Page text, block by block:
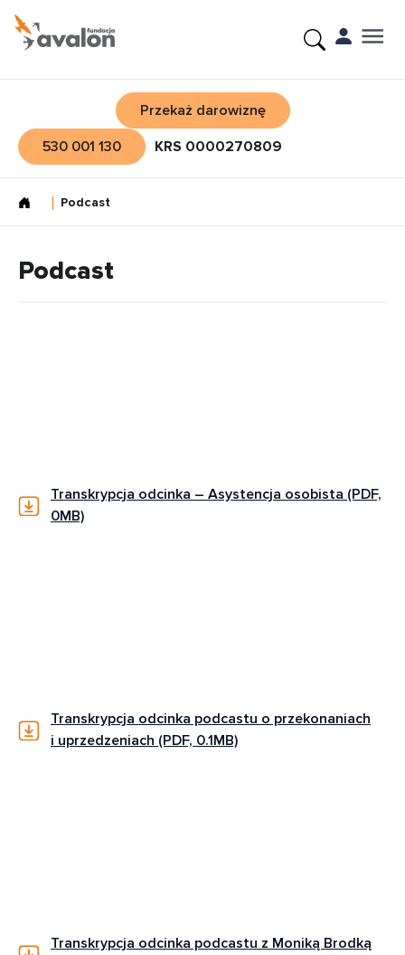
Przekaż darowiznę
530 001 130
KRS 0000270809
Podcast
Podcast
Transkrypcja odcinka – Asystencja osobista (PDF,
0MB)
Transkrypcja odcinka podcastu o przekonaniach
i uprzedzeniach (PDF, 0.1MB)
Transkrypcja odcinka podcastu z Moniką Brodką